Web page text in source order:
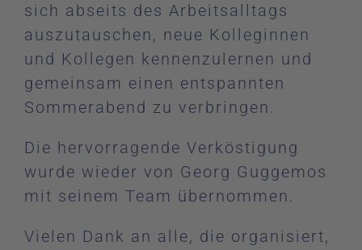
sich abseits des Arbeitsalltags
auszutauschen, neue Kolleginnen
und Kollegen kennenzulernen und
gemeinsam einen entspannten
Sommerabend zu verbringen.
Die hervorragende Verköstigung
wurde wieder von Georg Guggemos
mit seinem Team übernommen.
Vielen Dank an alle, die organisiert,